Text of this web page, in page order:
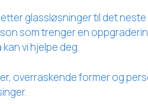
glassløsninger til det neste
som trenger en
vi hjelpe deg.
overraskende former og